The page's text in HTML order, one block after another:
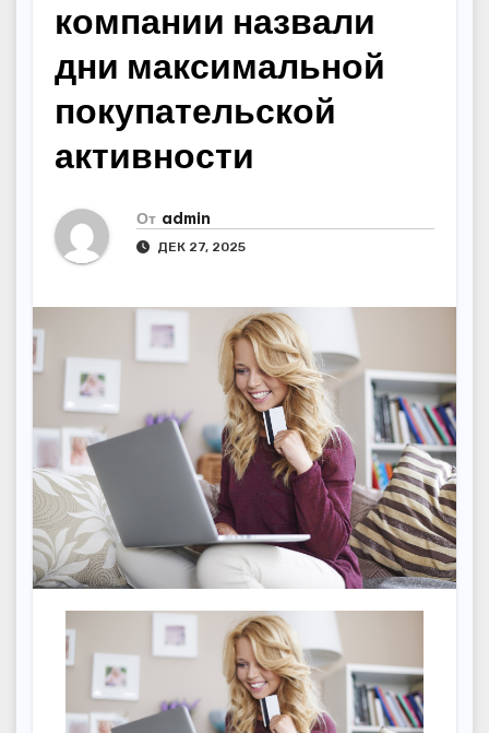
компании назвали
дни максимальной
покупательской
активности
От admin
ДЕК 27, 2025